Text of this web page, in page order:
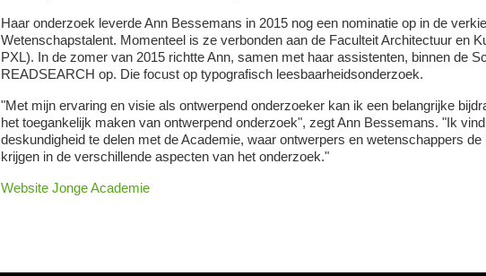
Haar onderzoek leverde Ann Bessemans in 2015 nog een nominatie op in de
Wetenschapstalent. Momenteel is ze verbonden aan de Faculteit Architectuur en
PXL). In de zomer van 2015 richtte Ann, samen met haar assistenten, binnen de
READSEARCH op. Die focust op typografisch leesbaarheidsonderzoek.
"Met mijn ervaring en visie als ontwerpend onderzoeker kan ik een belangrijke
het toegankelijk maken van ontwerpend onderzoek", zegt Ann Bessemans. "Ik
deskundigheid te delen met de Academie, waar ontwerpers en wetenschappers
krijgen in de verschillende aspecten van het onderzoek."
Website Jonge Academie